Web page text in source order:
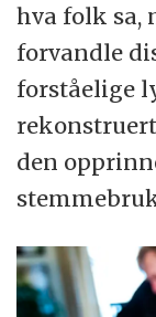
hva folk sa,
forvandle
forståelige
den